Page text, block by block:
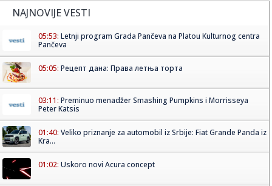
NAJNOVIJE VESTI
05:53: Letnji program Grada Pančeva na Platou Kulturnog centra
Pančeva
05:05: Рецепт дана: Права летња торта
03:11: Preminuo menadžer Smashing Pumpkins i Morrisseya
Peter Katsis
01:40: Veliko priznanje za automobil iz Srbije: Fiat Grande Panda iz
Kra...
01:02: Uskoro novi Acura concept